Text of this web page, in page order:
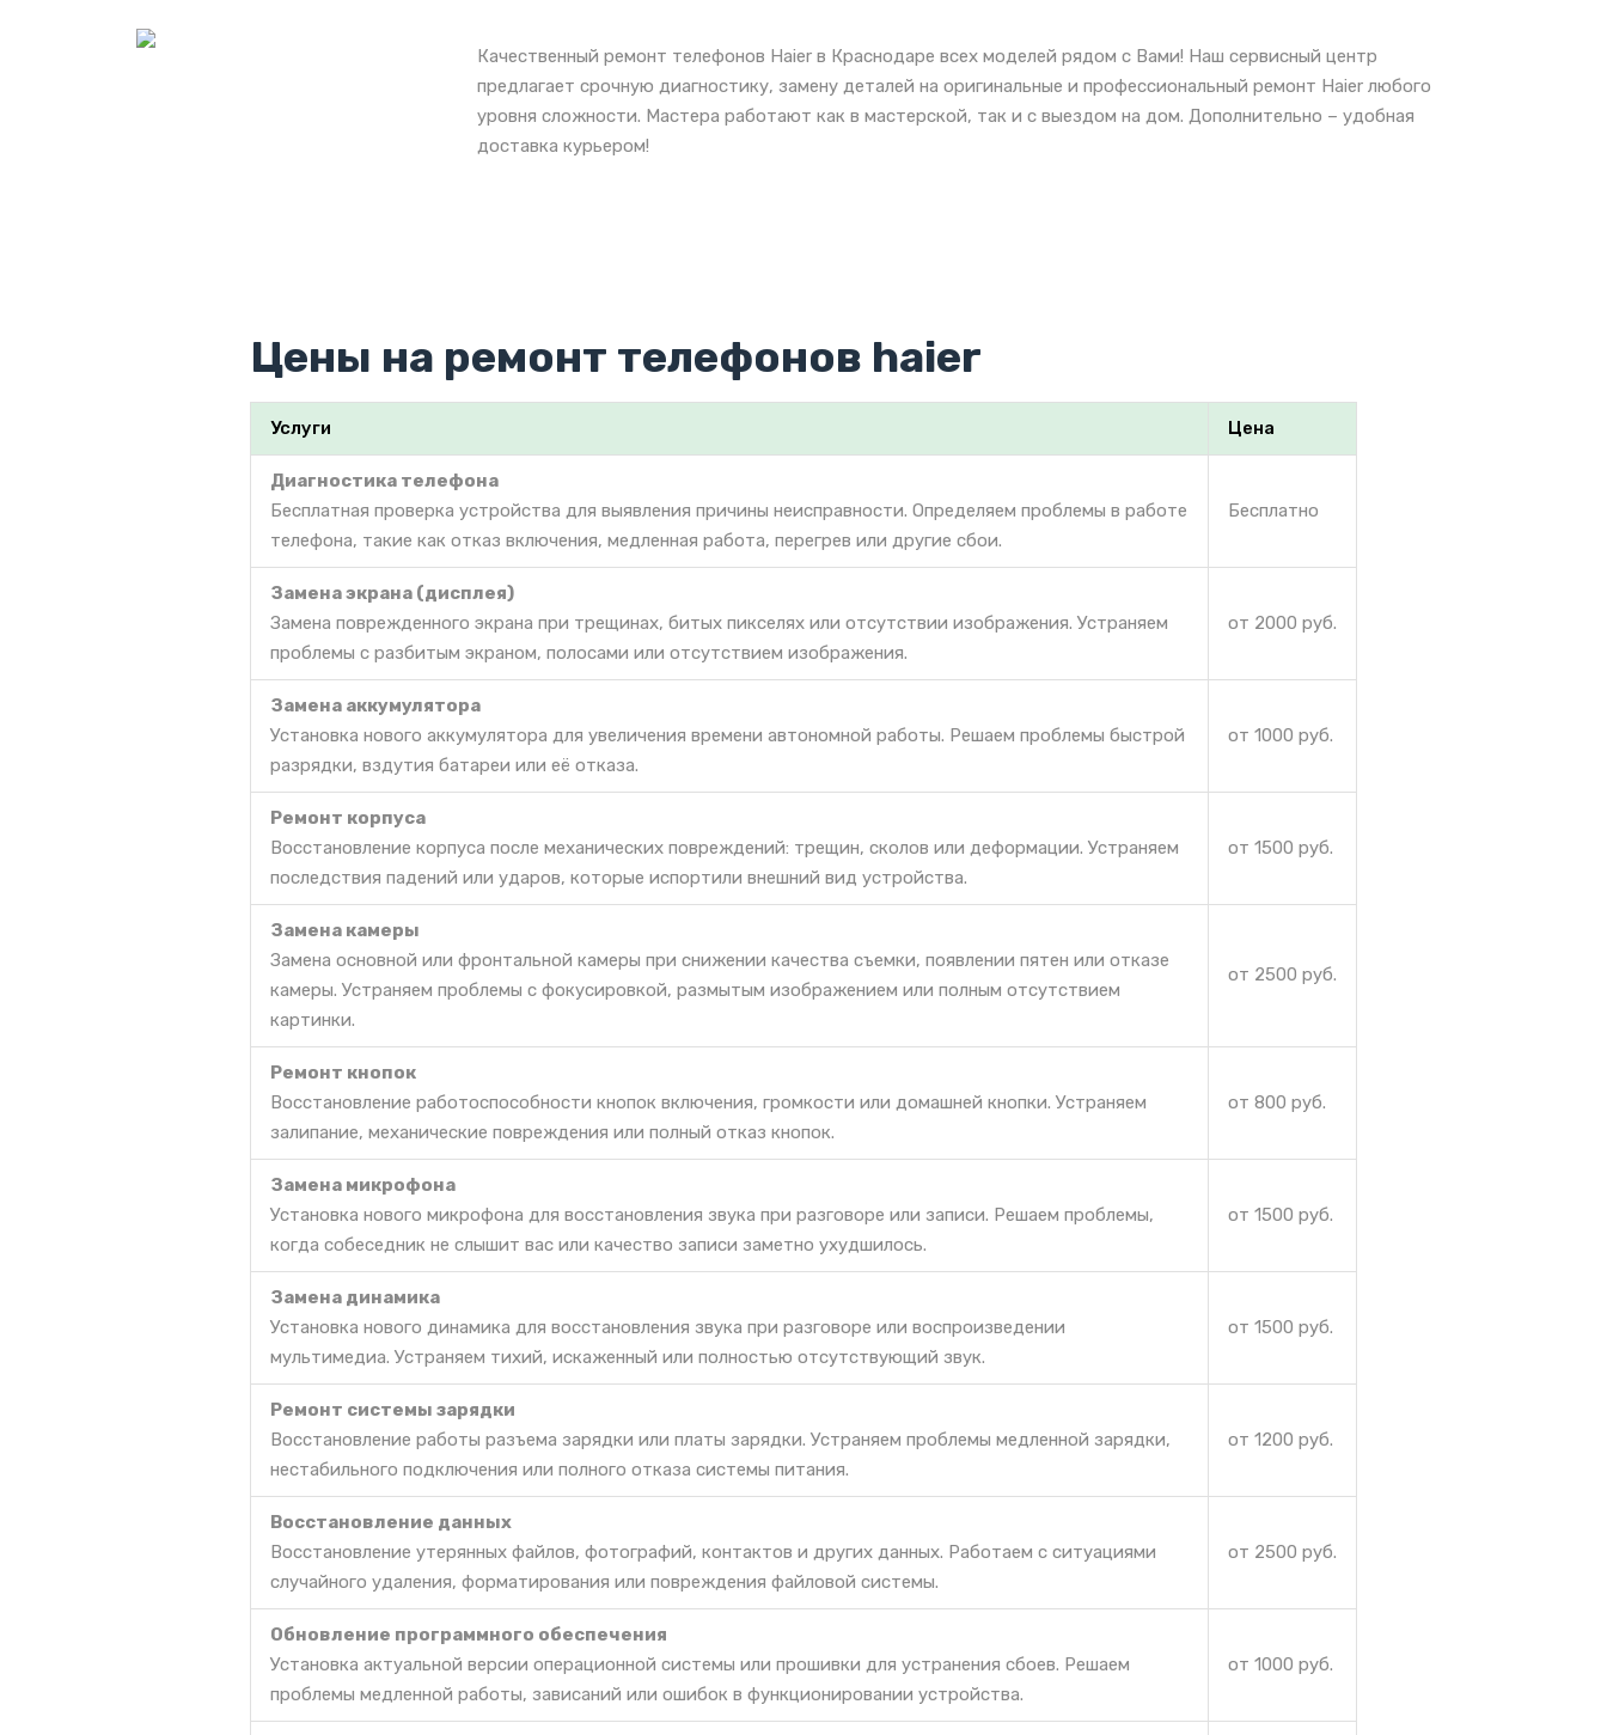
Качественный ремонт телефонов Haier в Краснодаре всех моделей рядом с Вами! Наш сервисный центр
предлагает срочную диагностику, замену деталей на оригинальные и профессиональный ремонт Haier любого
уровня сложности. Мастера работают как в мастерской, так и с выездом на дом. Дополнительно – удобная
доставка курьером!
Цены на ремонт телефонов haier
Услуги Цена
Диагностика телефона
Бесплатная проверка устройства для выявления причины неисправности. Определяем проблемы в работе
телефона, такие как отказ включения, медленная работа, перегрев или другие сбои.
Бесплатно
Замена экрана (дисплея)
Замена поврежденного экрана при трещинах, битых пикселях или отсутствии изображения. Устраняем
проблемы с разбитым экраном, полосами или отсутствием изображения.
от 2000 руб.
Замена аккумулятора
Установка нового аккумулятора для увеличения времени автономной работы. Решаем проблемы быстрой
разрядки, вздутия батареи или её отказа.
от 1000 руб.
Ремонт корпуса
Восстановление корпуса после механических повреждений: трещин, сколов или деформации. Устраняем
последствия падений или ударов, которые испортили внешний вид устройства.
от 1500 руб.
Замена камеры
Замена основной или фронтальной камеры при снижении качества съемки, появлении пятен или отказе
камеры. Устраняем проблемы с фокусировкой, размытым изображением или полным отсутствием
картинки.
от 2500 руб.
Ремонт кнопок
Восстановление работоспособности кнопок включения, громкости или домашней кнопки. Устраняем
залипание, механические повреждения или полный отказ кнопок.
от 800 руб.
Замена микрофона
Установка нового микрофона для восстановления звука при разговоре или записи. Решаем проблемы,
когда собеседник не слышит вас или качество записи заметно ухудшилось.
от 1500 руб.
Замена динамика
Установка нового динамика для восстановления звука при разговоре или воспроизведении
мультимедиа. Устраняем тихий, искаженный или полностью отсутствующий звук.
от 1500 руб.
Ремонт системы зарядки
Восстановление работы разъема зарядки или платы зарядки. Устраняем проблемы медленной зарядки,
нестабильного подключения или полного отказа системы питания.
от 1200 руб.
Восстановление данных
Восстановление утерянных файлов, фотографий, контактов и других данных. Работаем с ситуациями
случайного удаления, форматирования или повреждения файловой системы.
от 2500 руб.
Обновление программного обеспечения
Установка актуальной версии операционной системы или прошивки для устранения сбоев. Решаем
проблемы медленной работы, зависаний или ошибок в функционировании устройства.
от 1000 руб.